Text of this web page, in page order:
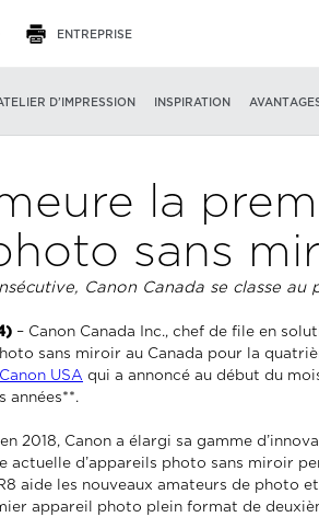
ENTREPRISE
D’IMPRESSION INSPIRATION
la
sans
Canon Canada se classe
– Canon Canada Inc., chef de file en
sans miroir au Canada pour la
Canon USA qui a annoncé au début du
années**.
2018, Canon a élargi sa gamme
actuelle d’appareils photo sans miroir
R8 aide les nouveaux amateurs de
appareil photo plein format de